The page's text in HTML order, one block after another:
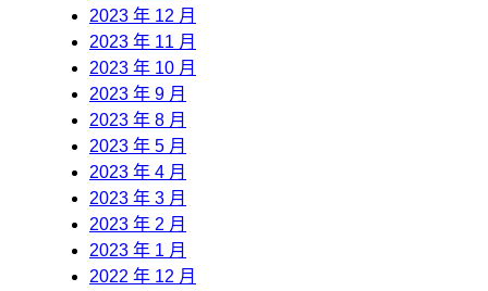
2023 年 12 月
2023 年 11 月
2023 年 10 月
2023 年 9 月
2023 年 8 月
2023 年 5 月
2023 年 4 月
2023 年 3 月
2023 年 2 月
2023 年 1 月
2022 年 12 月